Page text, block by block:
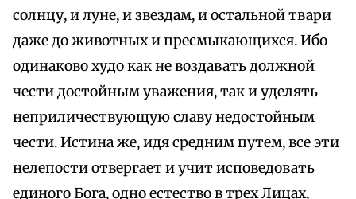
солнцу, и луне, и звездам, и остальной твари
даже до животных и пресмыкающихся. Ибо
одинаково худо как не воздавать должной
чести достойным уважения, так и уделять
неприличествующую славу недостойным
чести. Истина же, идя средним путем, все эти
нелепости отвергает и учит исповедовать
единого Бога, одно естество в трех Лицах,